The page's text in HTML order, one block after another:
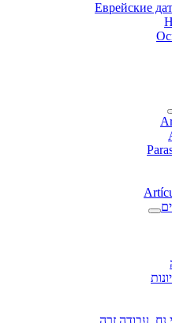
Еврейские
נח, עבודה זרה